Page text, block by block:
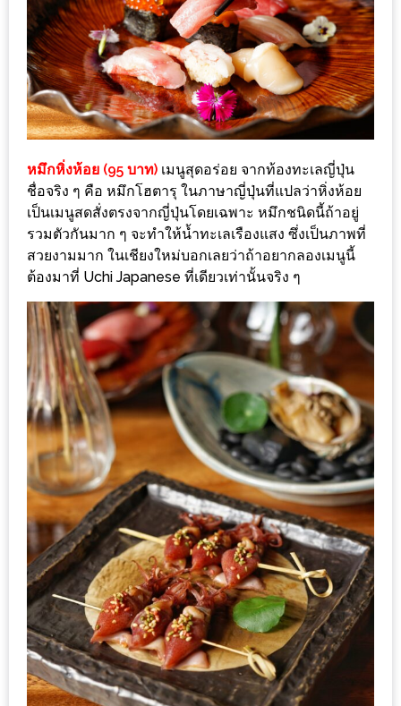
PANDA
TIME
:
ทำไม
เรา
ทำ
อาหาร
ทาน
เอง?
SHOP
TOP
10
รีวิว
ร้าน
อาหาร
ที่
เข้า
ชม
มาก
ที่สุด
ประจำ
ปี
2557
กิจกรรม
หมึกหิ่งห้อย (95 บาท) เมนูสุดอร่อย จากท้องทะเลญี่ปุ่น
ชื่อจริง ๆ คือ หมึกโฮตารุ ในภาษาญี่ปุ่นที่แปลว่าหิ่งห้อย
เป็นเมนูสดสั่งตรงจากญี่ปุ่นโดยเฉพาะ หมึกชนิดนี้ถ้าอยู่
รวมตัวกันมาก ๆ จะทำให้น้ำทะเลเรืองแสง ซึ่งเป็นภาพที่
สวยงามมาก ในเชียงใหม่บอกเลยว่าถ้าอยากลองเมนูนี้
ต้องมาที่ Uchi Japanese ที่เดียวเท่านั้นจริง ๆ